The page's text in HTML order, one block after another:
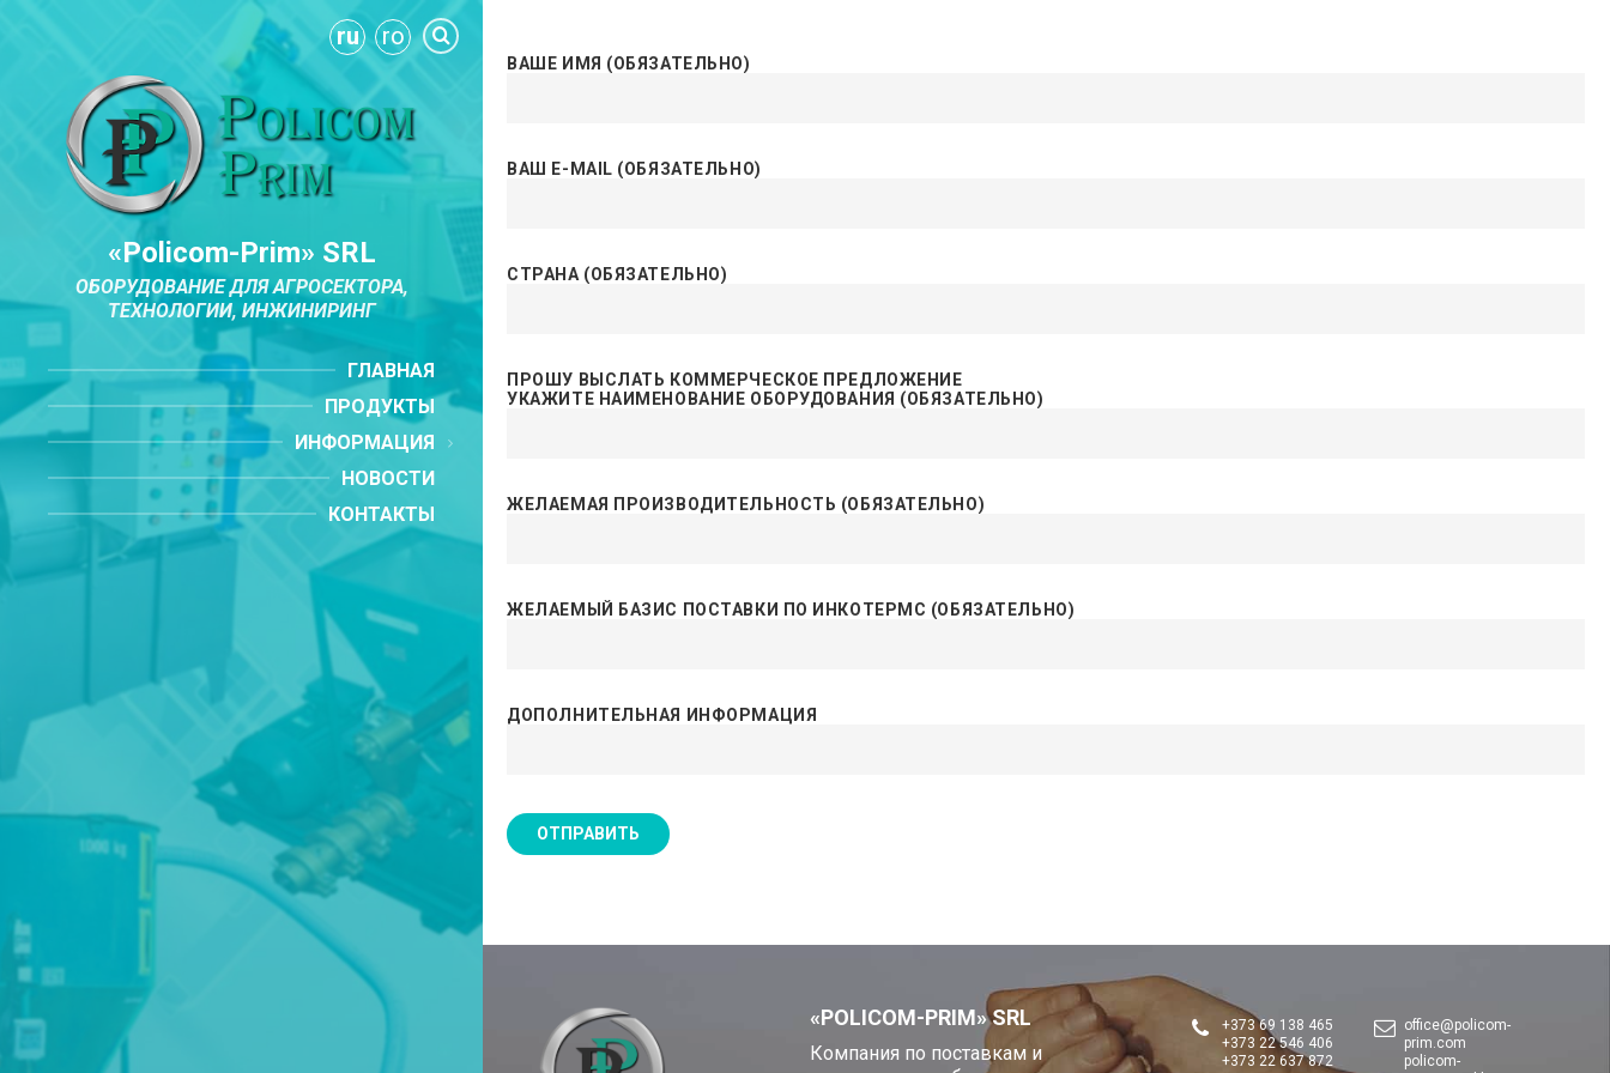
ru ro
«Policom-Prim» SRL
ОБОРУДОВАНИЕ ДЛЯ АГРОСЕКТОРА,
ТЕХНОЛОГИИ, ИНЖИНИРИНГ
ГЛАВНАЯ
ПРОДУКТЫ
ИНФОРМАЦИЯ
НОВОСТИ
КОНТАКТЫ
ВАШЕ ИМЯ (ОБЯЗАТЕЛЬНО)
ВАШ E-MAIL (ОБЯЗАТЕЛЬНО)
СТРАНА (ОБЯЗАТЕЛЬНО)
ПРОШУ ВЫСЛАТЬ КОММЕРЧЕСКОЕ ПРЕДЛОЖЕНИЕ
УКАЖИТЕ НАИМЕНОВАНИЕ ОБОРУДОВАНИЯ (ОБЯЗАТЕЛЬНО)
ЖЕЛАЕМАЯ ПРОИЗВОДИТЕЛЬНОСТЬ (ОБЯЗАТЕЛЬНО)
ЖЕЛАЕМЫЙ БАЗИС ПОСТАВКИ ПО ИНКОТЕРМС (ОБЯЗАТЕЛЬНО)
ДОПОЛНИТЕЛЬНАЯ ИНФОРМАЦИЯ
«POLICOM-PRIM» SRL
Компания по поставкам и
+373 69 138 465
+373 22 546 406
+373 22 637 872
office@policom-
prim.com
policom-